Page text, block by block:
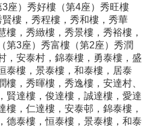
座）秀好樓（第4座）秀旺樓
賢樓，秀程樓，秀和樓，秀華
樓，秀緻樓，秀景樓，秀裕樓，
第3座）秀富樓（第2座）秀潤
，安泰村，錦泰樓，勇泰樓，盛
泰樓，景泰樓，和泰樓，居泰
，秀暉樓，秀逸樓，安達村、
賢達樓，俊達樓，誠達樓，愛達
樓，仁達樓，安泰邨，錦泰樓，
德泰樓，恒泰樓，景泰樓，和泰